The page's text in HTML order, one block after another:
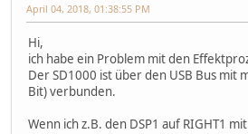
April 04, 2018, 01:38:55 PM
Hi,
ich habe ein Problem mit den
Der SD1000 ist über den USB Bus mit
Bit) verbunden.
Wenn ich z.B. den DSP1 auf RIGHT1